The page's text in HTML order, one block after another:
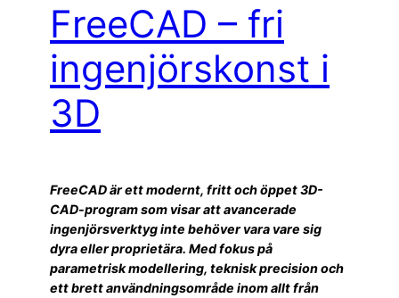
FreeCAD – fri
ingenjörskonst i
3D
FreeCAD är ett modernt, fritt och öppet 3D-
CAD-program som visar att avancerade
ingenjörsverktyg inte behöver vara vare sig
dyra eller proprietära. Med fokus på
parametrisk modellering, teknisk precision och
ett brett användningsområde inom allt från